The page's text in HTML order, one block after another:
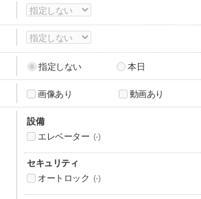
指定しない 本日
画像あり 動画あり
設備
エレベーター (-)
セキュリティ
オートロック (-)